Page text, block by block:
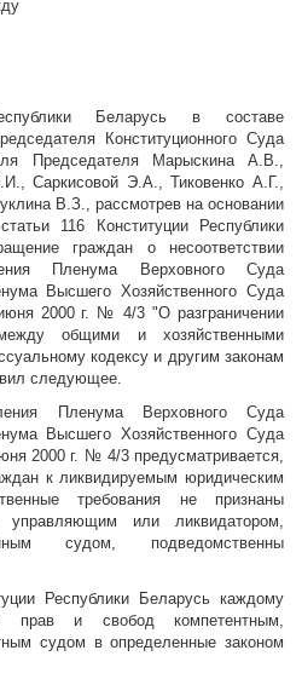
Беларусь в составе
Конституционного Суда
Председателя Марыскина А.В.,
Саркисовой Э.А., Тиковенко А.Г.,
В.З., рассмотрев на основании
116 Конституции Республики
граждан о несоответствии
Пленума Верховного Суда
Высшего Хозяйственного Суда
2000 г. № 4/3 "О разграничении
общими и хозяйственными
кодексу и другим законам
следующее.
Пленума Верховного Суда
Высшего Хозяйственного Суда
2000 г. № 4/3 предусматривается,
к ликвидируемым юридическим
требования не признаны
управляющим или ликвидатором,
судом, подведомственны
Республики Беларусь каждому
прав и свобод компетентным,
судом в определенные законом